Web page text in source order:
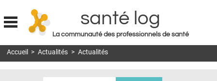
Jump to navigation
santé log
La communauté des professionnels de santé
MON COMPTE
Accueil > Actualités > Actualités